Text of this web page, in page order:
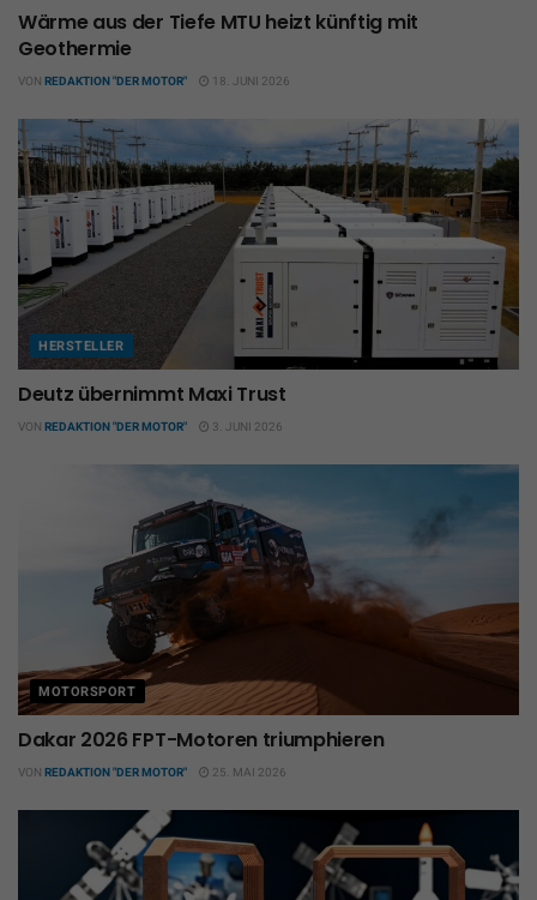
Wärme aus der Tiefe MTU heizt künftig mit
Geothermie
VON REDAKTION "DER MOTOR" 18. JUNI 2026
HERSTELLER
Deutz übernimmt Maxi Trust
VON REDAKTION "DER MOTOR" 3. JUNI 2026
MOTORSPORT
Dakar 2026 FPT-Motoren triumphieren
VON REDAKTION "DER MOTOR" 25. MAI 2026